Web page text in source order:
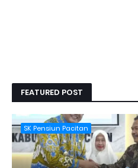
FEATURED POST
SK Pensiun Pacitan